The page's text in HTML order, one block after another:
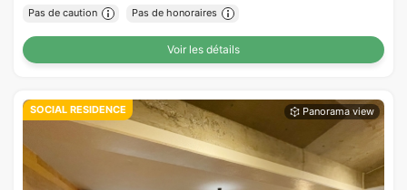
Pas de caution Pas de honoraires
Voir les détails
SOCIAL RESIDENCE